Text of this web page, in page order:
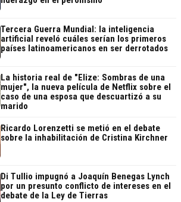
Tercera Guerra Mundial: la inteligencia
artificial reveló cuáles serían los primeros
países latinoamericanos en ser derrotados
La historia real de "Elize: Sombras de una
mujer", la nueva película de Netflix sobre el
caso de una esposa que descuartizó a su
marido
Ricardo Lorenzetti se metió en el debate
sobre la inhabilitación de Cristina Kirchner
Di Tullio impugnó a Joaquín Benegas Lynch
por un presunto conflicto de intereses en el
debate de la Ley de Tierras